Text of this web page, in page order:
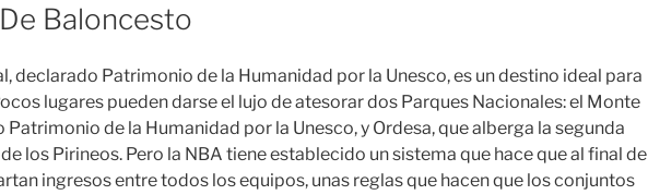
Baloncesto
declarado Patrimonio de la Humanidad por la Unesco, es un destino ideal para
lugares pueden darse el lujo de atesorar dos Parques Nacionales: el Monte
Patrimonio de la Humanidad por la Unesco, y Ordesa, que alberga la segunda
los Pirineos. Pero la NBA tiene establecido un sistema que hace que al final de
ingresos entre todos los equipos, unas reglas que hacen que los conjuntos